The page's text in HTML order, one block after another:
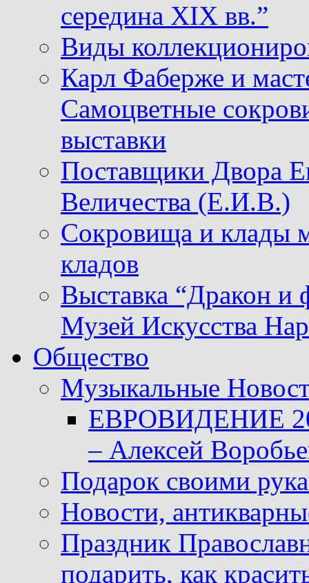
середина XIX вв.”
Виды
Карл Фаберже и
Самоцветные
выставки
Поставщики
Величества (Е.И.В.)
Сокровища и клады
кладов
Выставка “Дракон и
Музей Искусства
Общество
Музыкальные
ЕВРОВИДЕНИЕ
– Алексей
Подарок своими
Новости,
Праздник
подарить, как